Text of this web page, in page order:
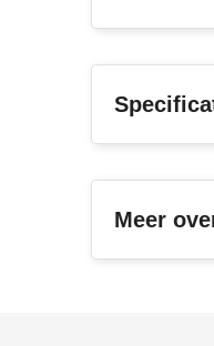
Meer